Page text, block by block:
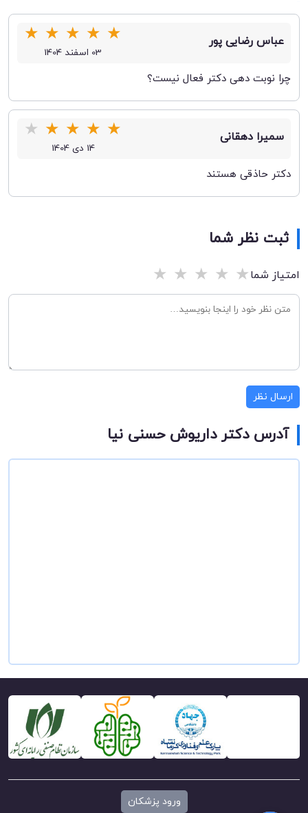
عباس رضایی پور ★
★
★
★
★
03 اسفند 1404
چرا نوبت دهی دکتر فعال نیست؟
سمیرا دهقانی ★
★
★
★
★
14 دی 1404
دکتر حاذقی هستند
ثبت نظر شما
امتیاز شما★
★
★
★
★
ارسال نظر
آدرس دکتر داریوش حسنی نیا
ورود پزشکان